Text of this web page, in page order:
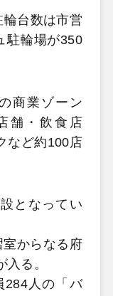
台数は市営
駐輪場が350
商業ゾーン
舗・飲食店
など約100店
となってい
からなる府
る。
人の「バ